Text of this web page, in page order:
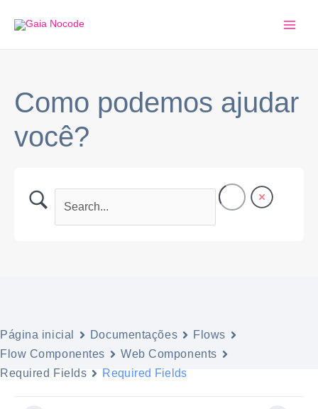
para
Como podemos ajudar
você?
Página inicial Documentações
Flows
Flow Componentes
Web Components
Required Fields
Required Fields